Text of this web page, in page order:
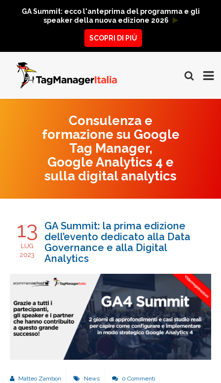
GA Summit: ecco l'anteprima del programma e gli
speaker della nuova edizione 2026
SCOPRI DI PIÙ
Consulenza e
formazione su Google
Tag Manager,
Google Analytics 4 e
sulla digital analytics
13
LUG
2023
GA Summit: la prima edizione
dell’evento dedicato alla Data
Governance e alla Digital
Analytics
Matteo Zambon News 0 Commenti